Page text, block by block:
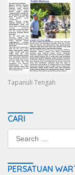
Tapanuli Tengah
CARI
Search
for:
PERSATUAN